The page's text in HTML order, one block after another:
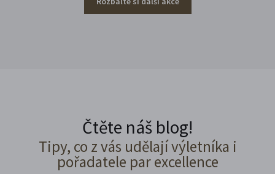
Čtěte náš blog!
Tipy, co z vás udělají výletníka i
pořadatele par excellence